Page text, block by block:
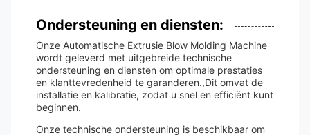
Ondersteuning en diensten:
Onze Automatische Extrusie Blow Molding Machine
wordt geleverd met uitgebreide technische
ondersteuning en diensten om optimale prestaties
en klanttevredenheid te garanderen.,Dit omvat de
installatie en kalibratie, zodat u snel en efficiënt kunt
beginnen.
Onze technische ondersteuning is beschikbaar om